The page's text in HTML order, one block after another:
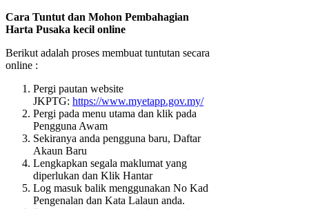
Cara Tuntut dan Mohon Pembahagian
Harta Pusaka kecil online
Berikut adalah proses membuat tuntutan secara
online :
Pergi pautan website
JKPTG: https://www.myetapp.gov.my/
Pergi pada menu utama dan klik pada
Pengguna Awam
Sekiranya anda pengguna baru, Daftar
Akaun Baru
Lengkapkan segala maklumat yang
diperlukan dan Klik Hantar
Log masuk balik menggunakan No Kad
Pengenalan dan Kata Lalaun anda.